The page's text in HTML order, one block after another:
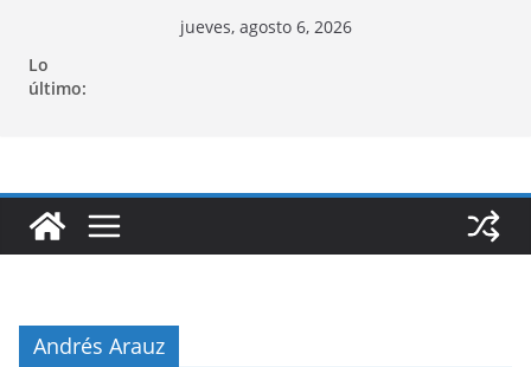
contenido
jueves, agosto 6, 2026
Lo
último:
Andrés Arauz